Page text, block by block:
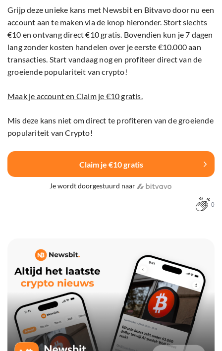
Grijp deze unieke kans met Newsbit en Bitvavo door nu een
account aan te maken via de knop hieronder. Stort slechts
€10 en ontvang direct €10 gratis. Bovendien kun je 7 dagen
lang zonder kosten handelen over je eerste €10.000 aan
transacties. Start vandaag nog en profiteer direct van de
groeiende populariteit van crypto!
Maak je account en Claim je €10 gratis.
Mis deze kans niet om direct te profiteren van de groeiende
populariteit van Crypto!
Claim je €10 gratis
Je wordt doorgestuurd naar
0